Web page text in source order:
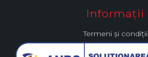
Informații
Termeni și condiții